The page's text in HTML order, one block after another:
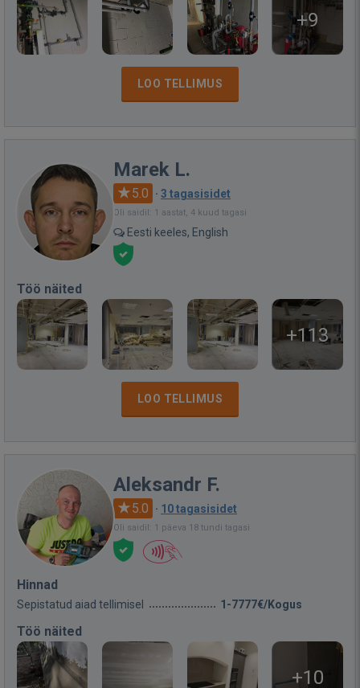
+9
LOO TELLIMUS
Marek L.
5.0 · 3 tagasisidet
Oli saidil: 1 aastat, 4 kuud tagasi
Eesti keeles, English
Töö näited
+113
LOO TELLIMUS
Aleksandr F.
5.0 · 10 tagasisidet
Oli saidil: 1 päeva 18 tundi tagasi
Hinnad
Sepistatud aiad tellimisel 1-7777€/Kogus
Töö näited
+10